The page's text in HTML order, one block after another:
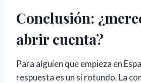
Conclusión:
abrir cuenta?
Para alguien que empieza en
respuesta es un sí rotundo. La